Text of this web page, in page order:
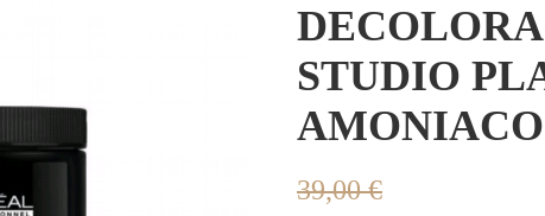
STUDIO
AMONIACO
39,00 €